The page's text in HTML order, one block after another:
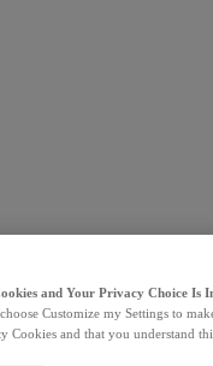
and Your Privacy Choice Is
Customize my Settings to
Cookies and that you understand